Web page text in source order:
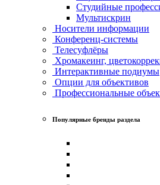
Студийные
Мультискрин
Носители информации
Конференц-системы
Телесуфлёры
Хромакеинг,
Интерактивные подиумы
Опции для объективов
Профессиональные
Популярные бренды раздела